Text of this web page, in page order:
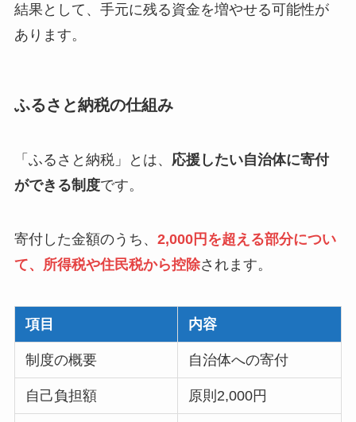
結果として、手元に残る資金を増やせる可能性が
あります。
ふるさと納税の仕組み
「ふるさと納税」とは、 応援したい自治体に寄付
ができる制度です。
寄付した金額のうち、 2,000円を超える部分につい
て、所得税や住民税から控除されます。
項目 内容
制度の概要 自治体への寄付
自己負担額 原則2,000円